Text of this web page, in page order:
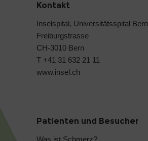
Kontakt
Inselspital, Universitätsspital Bern
Freiburgstrasse
CH-3010 Bern
T +41 31 632 21 11
www.insel.ch
Patienten und Besucher
Was ist Schmerz?